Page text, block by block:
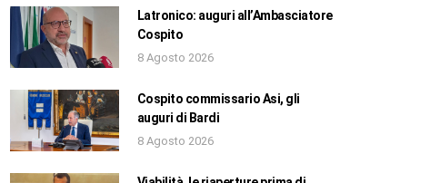
Latronico: auguri all’Ambasciatore
Cospito
8 Agosto 2026
Cospito commissario Asi, gli
auguri di Bardi
8 Agosto 2026